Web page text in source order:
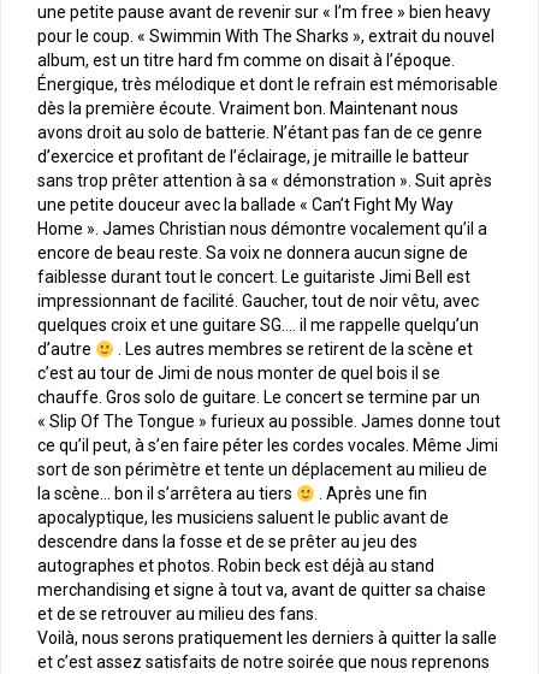
une petite pause avant de revenir sur « I’m free » bien heavy
pour le coup. « Swimmin With The Sharks », extrait du nouvel
album, est un titre hard fm comme on disait à l’époque.
Énergique, très mélodique et dont le refrain est mémorisable
dès la première écoute. Vraiment bon. Maintenant nous
avons droit au solo de batterie. N’étant pas fan de ce genre
d’exercice et profitant de l’éclairage, je mitraille le batteur
sans trop prêter attention à sa « démonstration ». Suit après
une petite douceur avec la ballade « Can’t Fight My Way
Home ». James Christian nous démontre vocalement qu’il a
encore de beau reste. Sa voix ne donnera aucun signe de
faiblesse durant tout le concert. Le guitariste Jimi Bell est
impressionnant de facilité. Gaucher, tout de noir vêtu, avec
quelques croix et une guitare SG…. il me rappelle quelqu’un
d’autre
. Les autres membres se retirent de la scène et
c’est au tour de Jimi de nous monter de quel bois il se
chauffe. Gros solo de guitare. Le concert se termine par un
« Slip Of The Tongue » furieux au possible. James donne tout
ce qu’il peut, à s’en faire péter les cordes vocales. Même Jimi
sort de son périmètre et tente un déplacement au milieu de
la scène… bon il s’arrêtera au tiers
. Après une fin
apocalyptique, les musiciens saluent le public avant de
descendre dans la fosse et de se prêter au jeu des
autographes et photos. Robin beck est déjà au stand
merchandising et signe à tout va, avant de quitter sa chaise
et de se retrouver au milieu des fans.
Voilà, nous serons pratiquement les derniers à quitter la salle
et c’est assez satisfaits de notre soirée que nous reprenons